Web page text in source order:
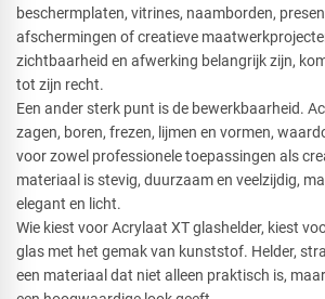
beschermplaten, vitrines, naamborden,
afschermingen of creatieve
zichtbaarheid en afwerking belangrijk zijn,
tot zijn recht.
Een ander sterk punt is de bewerkbaarheid.
zagen, boren, frezen, lijmen en vormen,
voor zowel professionele toepassingen als
materiaal is stevig, duurzaam en veelzijdig,
elegant en licht.
Wie kiest voor Acrylaat XT glashelder, kiest
glas met het gemak van kunststof. Helder,
een materiaal dat niet alleen praktisch is,